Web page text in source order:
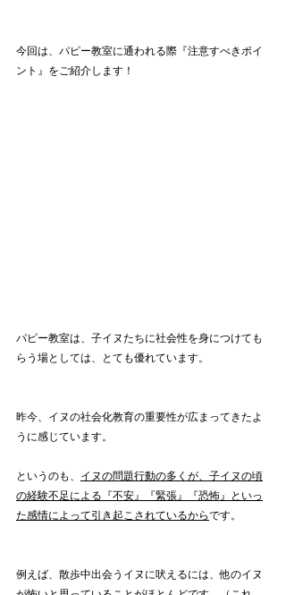
今回は、パピー教室に通われる際『注意すべきポイ
ント』をご紹介します！
パピー教室は、子イヌたちに社会性を身につけても
らう場としては、とても優れています。
昨今、イヌの社会化教育の重要性が広まってきたよ
うに感じています。
というのも、 イヌの問題行動の多くが、子イヌの頃
の経験不足による『不安』『緊張』『恐怖』といっ
た感情によって引き起こされているからです。
例えば、散歩中出会うイヌに吠えるには、他のイヌ